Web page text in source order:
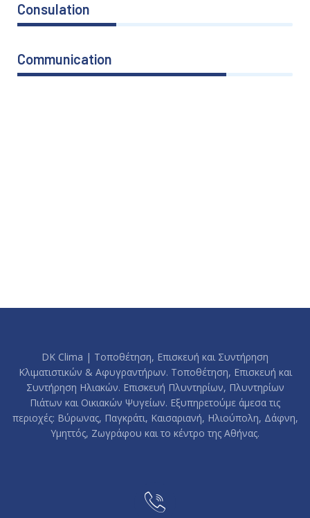
Consulation
Communication
DK Clima | Τοποθέτηση, Επισκευή και Συντήρηση
Κλιματιστικών & Αφυγραντήρων. Τοποθέτηση, Επισκευή και
Συντήρηση Ηλιακών. Επισκευή Πλυντηρίων, Πλυντηρίων
Πιάτων και Οικιακών Ψυγείων. Εξυπηρετούμε άμεσα τις
περιοχές: Βύρωνας, Παγκράτι, Καισαριανή, Ηλιούπολη, Δάφνη,
Υμηττός, Ζωγράφου και το κέντρο της Αθήνας.